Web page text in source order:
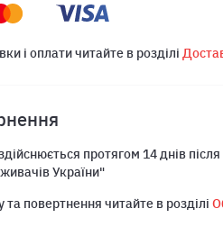
і оплати читайте в розділі
протягом 14 днів
України"
повертнення читайте в розділі